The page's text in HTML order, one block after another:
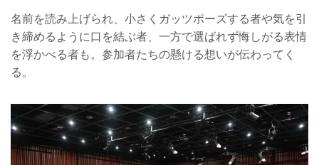
名前を読み上げられ、小さくガッツポーズする者や気を引
き締めるように口を結ぶ者、一方で選ばれず悔しがる表情
を浮かべる者も。参加者たちの懸ける想いが伝わってく
る。